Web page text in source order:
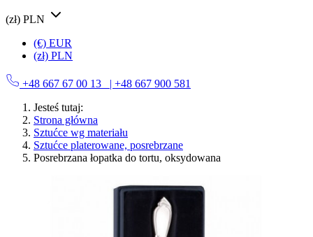
(zł) PLN
(€) EUR
(zł) PLN
+48 667 67 00 13
| +48 667 900 581
Jesteś tutaj:
Strona główna
Sztućce wg materiału
Sztućce platerowane, posrebrzane
Posrebrzana łopatka do tortu, oksydowana